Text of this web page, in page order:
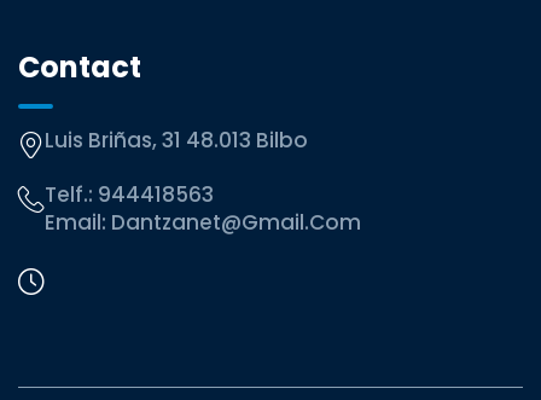
Contact
Luis Briñas, 31 48.013 Bilbo
Telf.: 944418563
Email: Dantzanet@gmail.com